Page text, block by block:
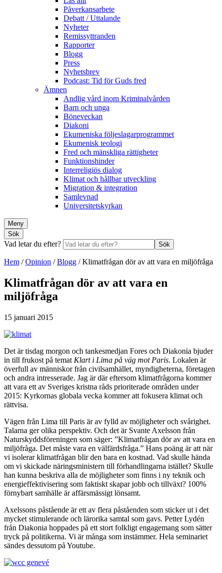
Påverkansarbete
Debatt / Uttalande
Nyheter
Remissyttranden
Rapporter
Blogg
Press
Nyhetsbrev
Podcast: Tid för Guds fred
Ämnen
Andlig vård inom Kriminalvården
Barn och unga
Böneveckan
Diakoni
Ekumeniska följeslagarprogrammet
Ekumenisk teologi
Fred och mänskliga rättigheter
Funktionshinder
Interreligiös dialog
Klimat och hållbar utveckling
Migration & integration
Samlevnad
Universitetskyrkan
Meny
Sök
Vad letar du efter? Sök
Hem /Opinion /Blogg /Klimatfrågan dör av att vara en miljöfråga
Klimatfrågan dör av att vara en
miljöfråga
15 januari 2015
Det är tisdag morgon och tankesmedjan Fores och Diakonia bjuder
in till frukost på temat Klart i Lima på väg mot Paris. Lokalen är
överfull av människor från civilsamhället, myndigheterna, företagen
och andra intresserade. Jag är där eftersom klimatfrågorna kommer
att vara ett av Sveriges kristna råds prioriterade områden under
2015: Kyrkornas globala vecka kommer att fokusera klimat och
rättvisa.
Vägen från Lima till Paris är av fylld av möjligheter och svårighet.
Talarna ger olika perspektiv. Och det är Svante Axelsson från
Naturskyddsföreningen som säger: ”Klimatfrågan dör av att vara en
miljöfråga. Det måste vara en välfärdsfråga.” Hans poäng är att när
vi isolerar klimatfrågan blir den bara en kostnad. Vad skulle hända
om vi skickade näringsministern till förhandlingarna istället? Skulle
han kunna beskriva alla de möjligheter som finns i ny teknik och
energieffektivisering som faktiskt skapar jobb och tillväxt? 100%
förnybart samhälle är affärsmässigt lönsamt.
Axelssons påstående är ett av flera påståenden som sticker ut i det
mycket stimulerande och lärorika samtal som gavs. Petter Lydén
från Diakonia hoppades på ett stort folkligt engagemang som sätter
tryck på politikerna. Vi är många som instämmer. Hela seminariet
sändes dessutom på Youtube.